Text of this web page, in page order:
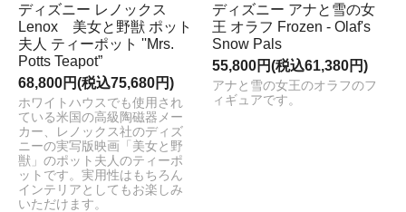
ディズニー レノックス
Lenox 美女と野獣 ポット
夫人 ティーポット ''Mrs.
Potts Teapot”
68,800円(税込75,680円)
ホワイトハウスでも使用され
ている米国の高級陶磁器メー
カー、レノックス社のディズ
ニーの実写版映画「美女と野
獣」のポット夫人のティーポ
ットです。実用性はもちろん
インテリアとしてもお楽しみ
いただけます。
ディズニー アナと雪の女
王 オラフ Frozen - Olaf's
Snow Pals
55,800円(税込61,380円)
アナと雪の女王のオラフのフ
ィギュアです。